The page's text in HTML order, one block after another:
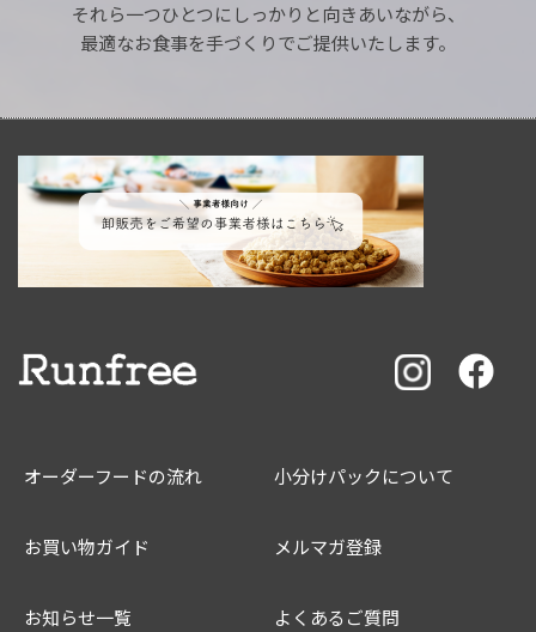
それら一つひとつにしっかりと向きあいながら、
最適なお食事を手づくりでご提供いたします。
オーダーフードの流れ 小分けパックについて
お買い物ガイド メルマガ登録
お知らせ一覧 よくあるご質問